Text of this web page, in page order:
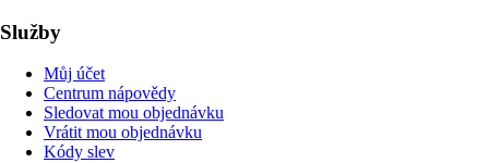
Služby
Můj účet
Centrum nápovědy
Sledovat mou objednávku
Vrátit mou objednávku
Kódy slev